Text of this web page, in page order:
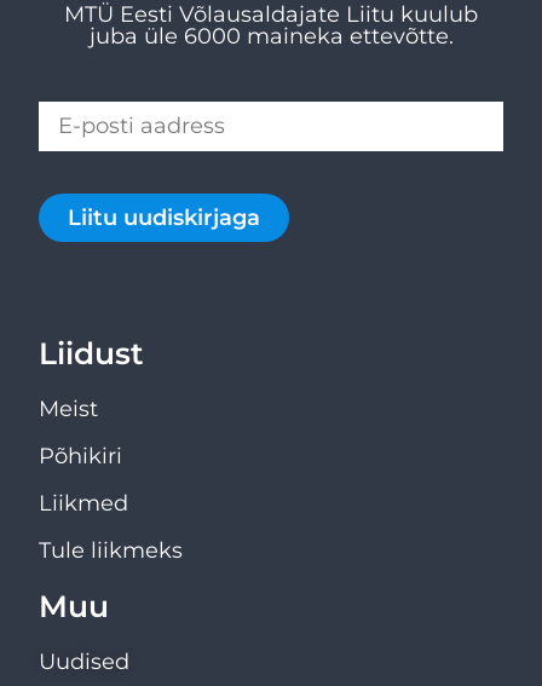
MTÜ Eesti Võlausaldajate Liitu kuulub
juba üle 6000 maineka ettevõtte.
Liitu uudiskirjaga
Liidust
Meist
Põhikiri
Liikmed
Tule liikmeks
Muu
Uudised